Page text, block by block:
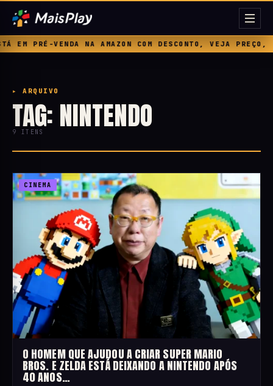
AMAZON COM DESCONTO, VEJA PREÇO, BÔNUS E
▸ ARQUIVO
TAG: NINTENDO
9 ITENS
CINEMA
O HOMEM QUE AJUDOU A CRIAR SUPER MARIO
BROS. E ZELDA ESTÁ DEIXANDO A NINTENDO APÓS
40 ANOS…